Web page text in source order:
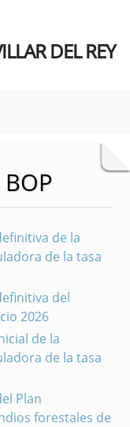
DEL REY
de la
de la tasa
del
2026
de la
de la tasa
Plan
forestales de